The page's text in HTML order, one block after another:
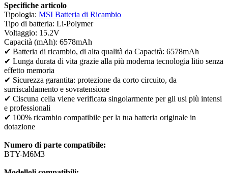
Specifiche articolo
Tipologia: MSI Batteria di Ricambio
Tipo di batteria: Li-Polymer
Voltaggio: 15.2V
Capacità (mAh): 6578mAh
✔ Batteria di ricambio, di alta qualità da Capacità: 6578mAh
✔ Lunga durata di vita grazie alla più moderna tecnologia litio senza
effetto memoria
✔ Sicurezza garantita: protezione da corto circuito, da
surriscaldamento e sovratensione
✔ Ciscuna cella viene verificata singolarmente per gli usi più intensi
e professionali
✔ 100% ricambio compatibile per la tua batteria originale in
dotazione
Numero di parte compatibile:
BTY-M6M3